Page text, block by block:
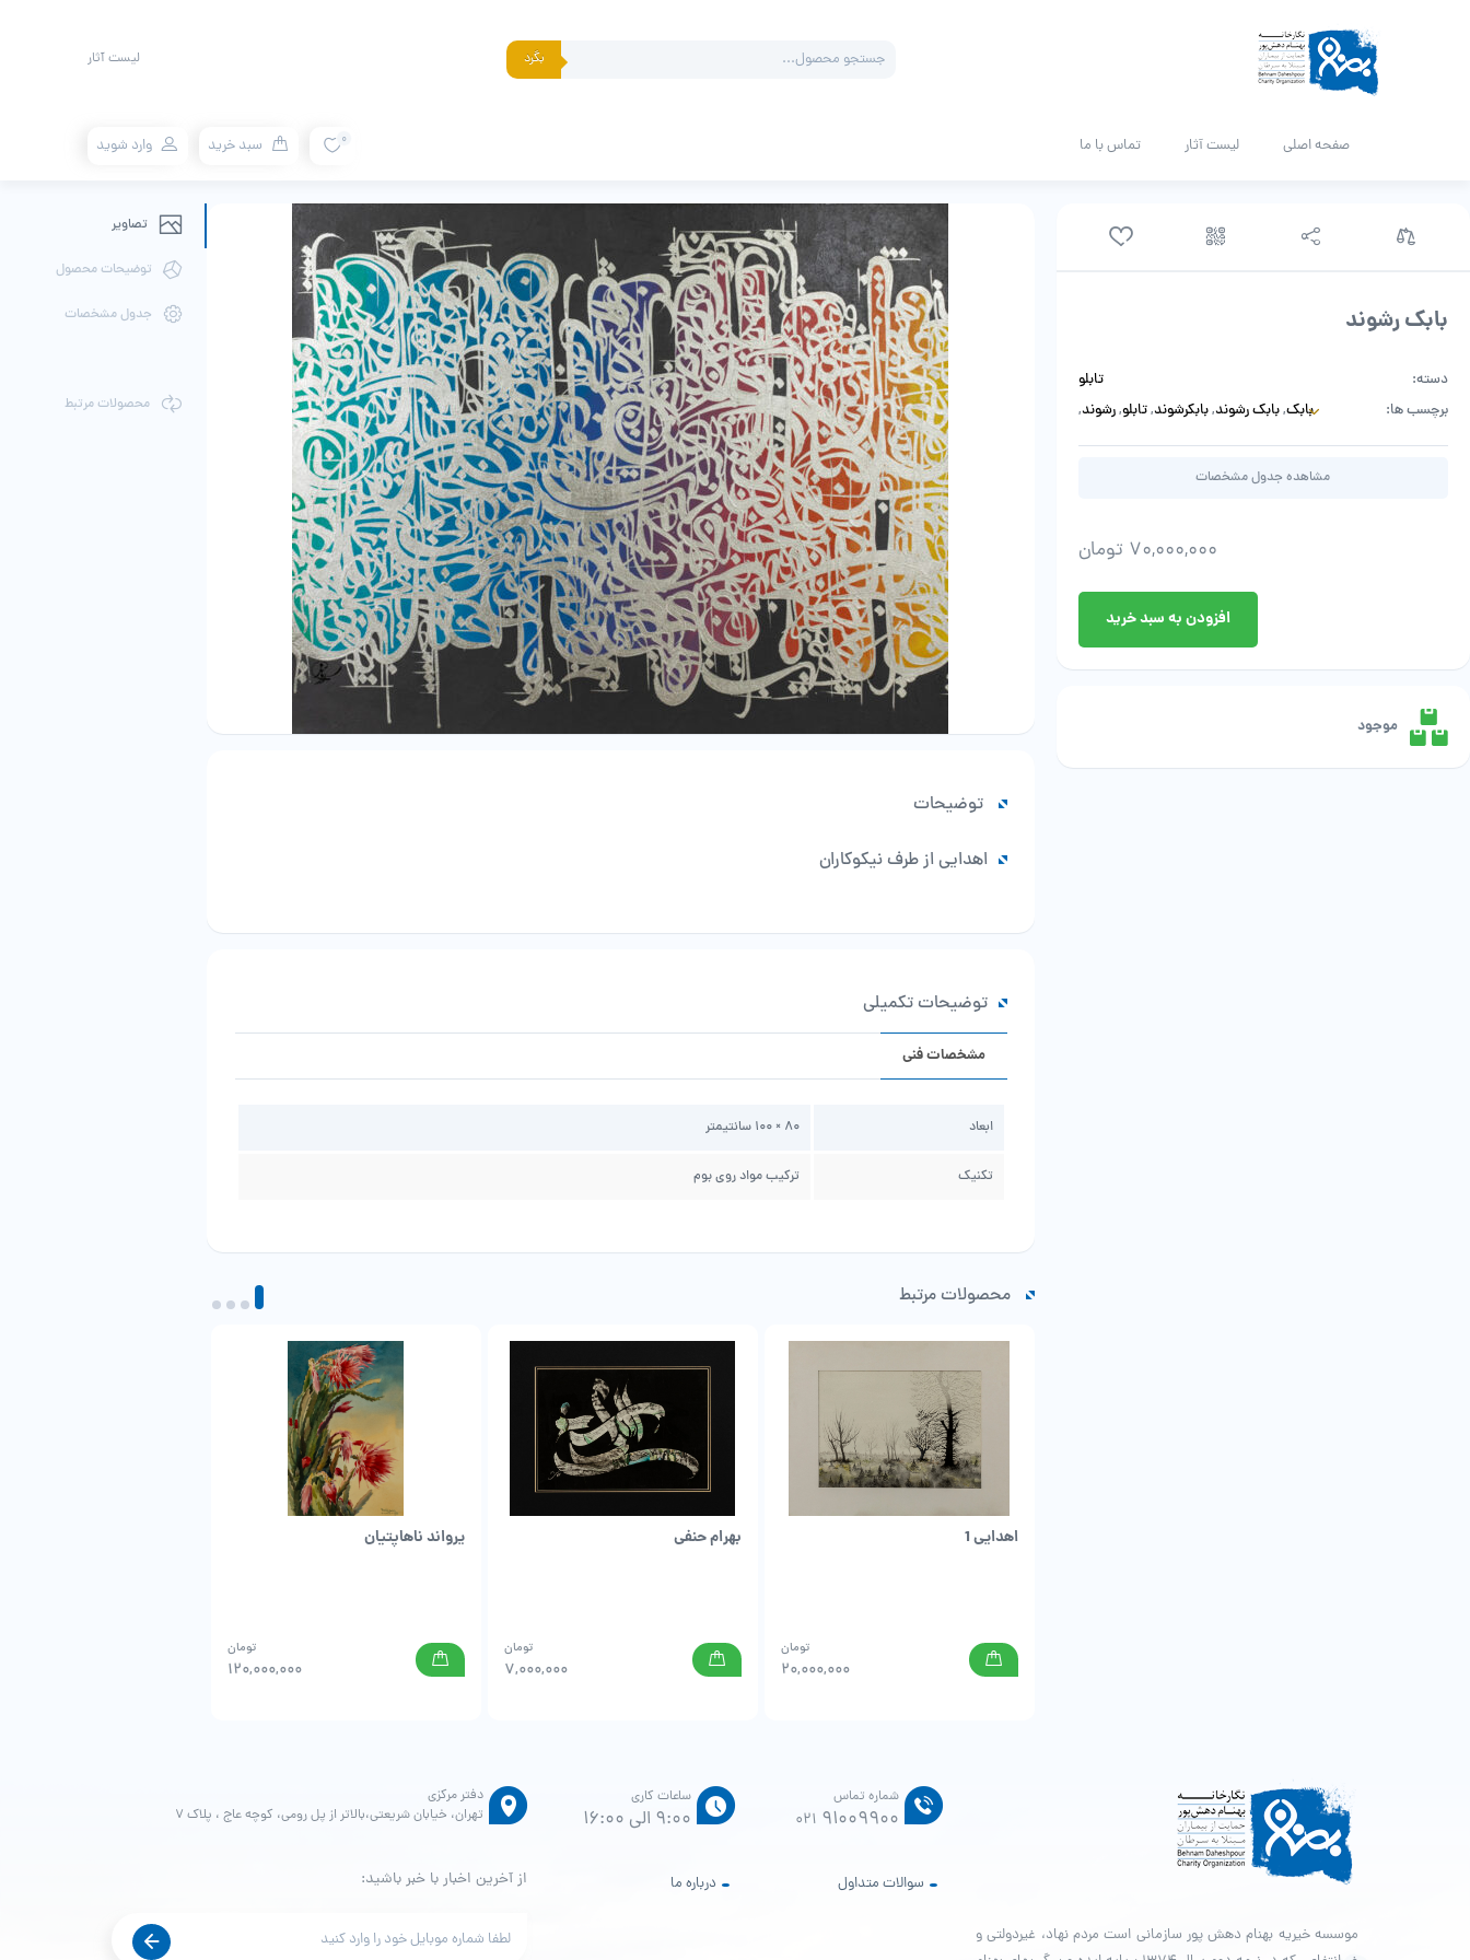
search بگرد لیست آثار
صفحه اصلی لیست آثار تماس با ما 0 سبد خرید وارد شوید
بابک رشوند
دسته:
تابلو
برچسب ها:
بابک,بابک رشوند,بابکرشوند,تابلو,رشوند,
نقاشی
مشاهده جدول مشخصات
70,000,000 تومان
افزودن به سبد خرید
موجود
توضیحات
اهدایی از طرف نیکوکاران
توضیحات تکمیلی
مشخصات فنی
ابعاد 80 × 100 سانتیمتر
تکنیک ترکیب مواد روی بوم
محصولات مرتبط
اهدایی 1
20,000,000
تومان
بهرام حنفی
7,000,000
تومان
یرواند ناهاپتیان
120,000,000
تومان
تصاویر
توضیحات محصول
جدول مشخصات
محصولات مرتبط
موسسه خیریه بهنام دهش پور سازمانی است مردم نهاد، غیردولتی و
شماره تماس
021 91009900
سوالات متداول
ساعات کاری
9:00 الی 16:00
درباره ما
دفتر مرکزی
تهران، خیابان شریعتی،بالاتر از پل رومی، کوچه عاج ، پلاک ۷
از آخرین اخبار با خبر باشید: